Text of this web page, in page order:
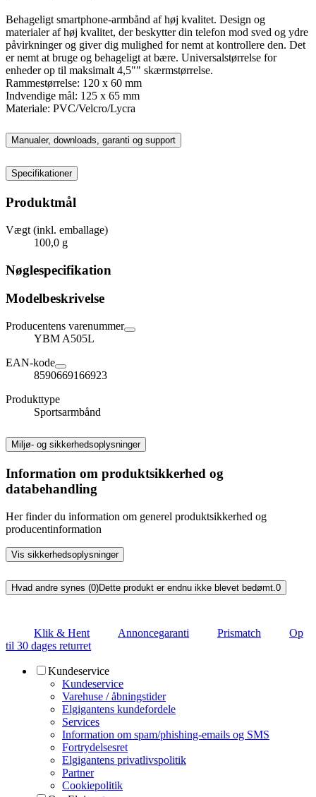
Behageligt smartphone-armbånd af høj kvalitet. Design og
materialer af høj kvalitet, der beskytter din telefon mod sved og ydre
påvirkninger og giver dig mulighed for nemt at kontrollere den. Det
er nemt at bruge og behageligt at bære. Universalstørrelse for
enheder op til maksimalt 4,5"" skærmstørrelse.
Rammestørrelse: 120 x 60 mm
Indvendige mål: 125 x 65 mm
Materiale: PVC/Velcro/Lycra
Manualer, downloads, garanti og support
Specifikationer
Produktmål
Vægt (inkl. emballage)
100,0 g
Nøglespecifikation
Modelbeskrivelse
Producentens varenummer
YBM A505L
EAN-kode
8590669166923
Produkttype
Sportsarmbånd
Miljø- og sikkerhedsoplysninger
Information om produktsikkerhed og
databehandling
Her finder du information om generel produktsikkerhed og
producentinformation
Vis sikkerhedsoplysninger
Hvad andre synes (0)Dette produkt er endnu ikke blevet bedømt. 0
Klik & Hent Annoncegaranti Prismatch
Op
til 30 dages returret
Kundeservice
Kundeservice
Varehuse / åbningstider
Elgigantens kundefordele
Services
Information om spam/phishing-emails og SMS
Fortrydelsesret
Elgigantens privatlivspolitik
Partner
Cookiepolitik